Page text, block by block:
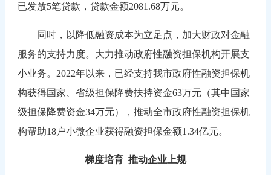
已发放5笔贷款，贷款金额2081.68万元。
同时，以降低融资成本为立足点，加大财政对金融
服务的支持力度。大力推动政府性融资担保机构开展支
小业务。2022年以来，已经支持我市政府性融资担保机
构获得国家、省级担保降费扶持资金63万元（其中国家
级担保降费资金34万元），推动全市政府性融资担保机
构帮助18户小微企业获得融资担保金额1.34亿元。
梯度培育 推动企业上规